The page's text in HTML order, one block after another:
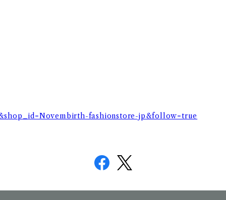
fashionstore-jp&follow=true